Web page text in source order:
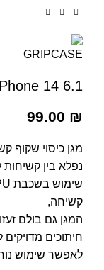
14 6.1
99.00 ₪
מגן כיסוי שקוף
נפלא בין קשיחות
קשיחה,
המגן גם בולם
חיתוכים מדויקים
לאפשר שימוש